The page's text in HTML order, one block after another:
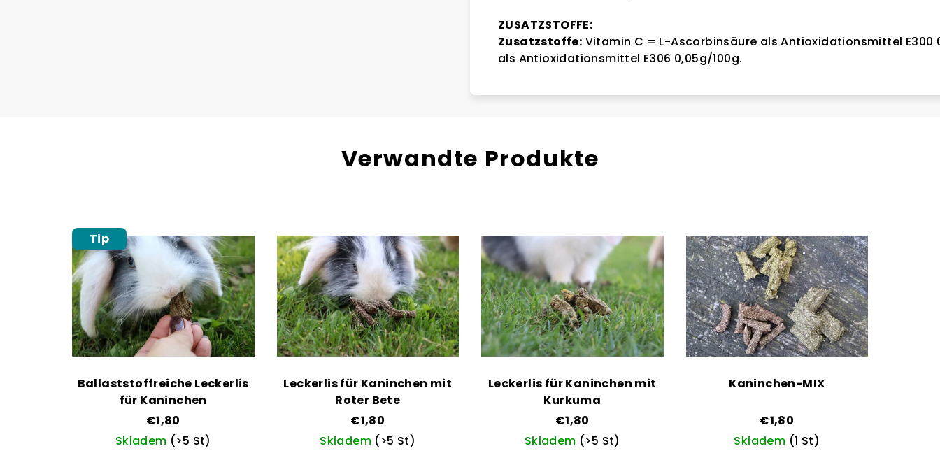
ZUSATZSTOFFE:
Zusatzstoffe: Vitamin C = L-Ascorbinsäure als Antioxidationsmittel E300
als Antioxidationsmittel E306 0,05g/100g.
Verwandte Produkte
Tip
Ballaststoffreiche Leckerlis
für Kaninchen
€1,80
Skladem (>5 St)
Leckerlis für Kaninchen mit
Roter Bete
€1,80
Skladem (>5 St)
Leckerlis für Kaninchen mit
Kurkuma
€1,80
Skladem (>5 St)
Kaninchen-MIX
€1,80
Skladem (1 St)